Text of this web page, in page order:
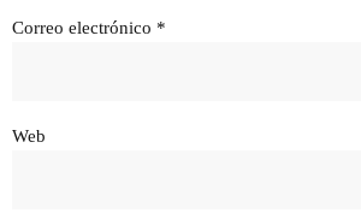
Correo electrónico *
Web